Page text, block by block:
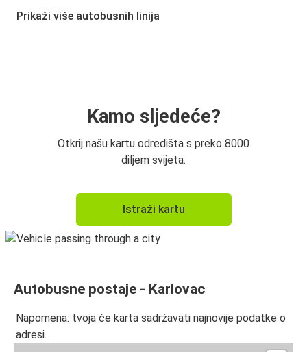
Karlovac
Karlovac
Rijeka
Karlovac
Makarska
Karlovac
Karlovac
Prikaži više autobusnih linija
Kamo sljedeće?
Otkrij našu kartu odredišta s preko 8000
diljem svijeta.
Istraži kartu
Autobusne postaje - Karlovac
Napomena: tvoja će karta sadržavati najnovije podatke o
adresi.